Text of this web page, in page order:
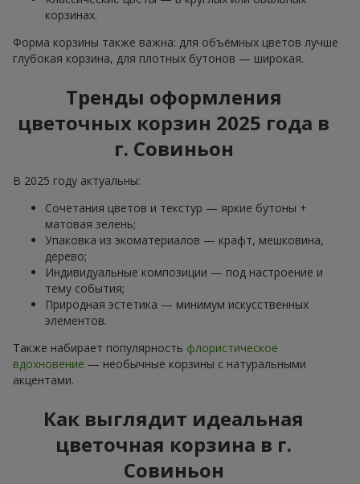
корзинах.
Форма корзины также важна: для объёмных цветов лучше
глубокая корзина, для плотных бутонов — широкая.
Тренды оформления
цветочных корзин 2025 года в
г. Совиньон
В 2025 году актуальны:
Сочетания цветов и текстур — яркие бутоны +
матовая зелень;
Упаковка из экоматериалов — крафт, мешковина,
дерево;
Индивидуальные композиции — под настроение и
тему события;
Природная эстетика — минимум искусственных
элементов.
Также набирает популярность флористическое
вдохновение — необычные корзины с натуральными
акцентами.
Как выглядит идеальная
цветочная корзина в г.
Совиньон